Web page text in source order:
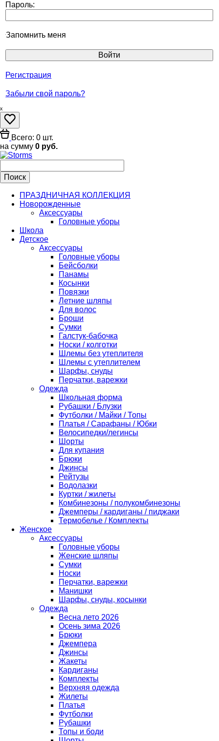
Пароль:
Запомнить меня
Регистрация
Забыли свой пароль?
ₓ
Всего: 0 шт.
на сумму 0 руб.
ПРАЗДНИЧНАЯ КОЛЛЕКЦИЯ
Новорожденные
Аксессуары
Головные уборы
Школа
Детское
Аксессуары
Головные уборы
Бейсболки
Панамы
Косынки
Повязки
Летние шляпы
Для волос
Броши
Сумки
Галстук-бабочка
Носки / колготки
Шлемы без утеплителя
Шлемы с утеплителем
Шарфы, снуды
Перчатки, варежки
Одежда
Школьная форма
Рубашки / Блузки
Футболки / Майки / Топы
Платья / Сарафаны / Юбки
Велосипедки/легинсы
Шорты
Для купания
Брюки
Джинсы
Рейтузы
Водолазки
Куртки / жилеты
Комбинезоны / полукомбинезоны
Джемперы / кардиганы / пиджаки
Термобелье / Комплекты
Женское
Аксессуары
Головные уборы
Женские шляпы
Сумки
Носки
Перчатки, варежки
Манишки
Шарфы, снуды, косынки
Одежда
Весна лето 2026
Осень зима 2026
Брюки
Джемпера
Джинсы
Жакеты
Кардиганы
Комплекты
Верхняя одежда
Жилеты
Платья
Футболки
Рубашки
Топы и боди